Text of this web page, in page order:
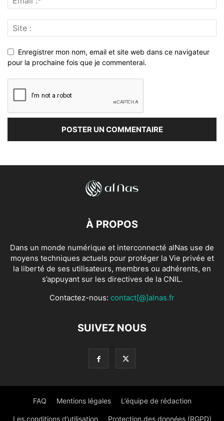
Enregistrer mon nom, email et site web dans ce navigateur
pour la prochaine fois que je commenterai.
À PROPOS
Dans un monde numérique et interconnecté alNas use de
moyens techniques actuels pour protéger la Vie privée et
la liberté de ses utilisateurs, membres ou adhérents, en
s’appuyant sur les directives de la CNIL.
Contactez-nous: contact[@]alnas.fr
SUIVEZ NOUS
FAQ Mentions légales L’équipe de rédaction
Les conditions d’utilisation Protection des données (RGPD)